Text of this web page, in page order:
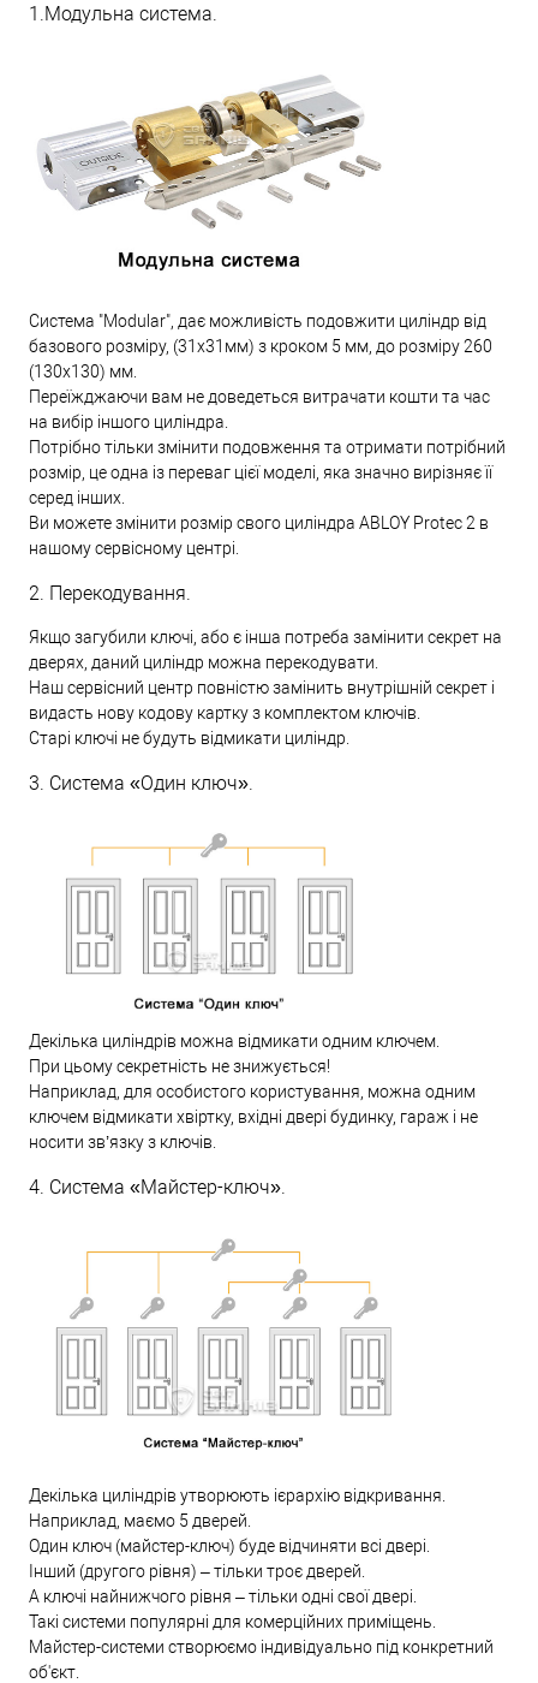
1.Модульна система.
Система "Modular", дає можливість подовжити циліндр від
базового розміру, (31х31мм) з кроком 5 мм, до розміру 260
(130х130) мм.
Переїжджаючи вам не доведеться витрачати кошти та час
на вибір іншого циліндра.
Потрібно тільки змінити подовження та отримати потрібний
розмір, це одна із переваг цієї моделі, яка значно вирізняє її
серед інших.
Ви можете змінити розмір свого циліндра ABLOY Protec 2 в
нашому сервісному центрі.
2. Перекодування.
Якщо загубили ключі, або є інша потреба замінити секрет на
дверях, даний циліндр можна перекодувати.
Наш сервісний центр повністю замінить внутрішній секрет і
видасть нову кодову картку з комплектом ключів.
Старі ключі не будуть відмикати циліндр.
3. Система «Один ключ».
Декілька циліндрів можна відмикати одним ключем.
При цьому секретність не знижується!
Наприклад, для особистого користування, можна одним
ключем відмикати хвіртку, вхідні двері будинку, гараж і не
носити зв’язку з ключів.
4. Система «Майстер-ключ».
Декілька циліндрів утворюють ієрархію відкривання.
Наприклад, маємо 5 дверей.
Один ключ (майстер-ключ) буде відчиняти всі двері.
Інший (другого рівня) – тільки троє дверей.
А ключі найнижчого рівня – тільки одні свої двері.
Такі системи популярні для комерційних приміщень.
Майстер-системи створюємо індивідуально під конкретний
об'єкт.